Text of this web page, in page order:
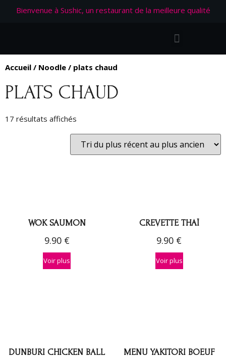
Bienvenue à Sushic, un restaurant de la meilleure qualité
Accueil / Noodle / plats chaud
PLATS CHAUD
17 résultats affichés
WOK SAUMON
9.90 €
Voir plus
CREVETTE THAÏ
9.90 €
Voir plus
DUNBURI CHICKEN BALL MENU YAKITORI BOEUF